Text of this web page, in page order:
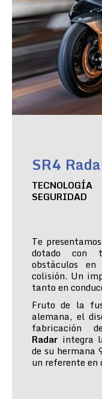
SR4
SEGURIDAD
Te
dotado con
obstáculos
colisión. Un
tanto en
Fruto de la
alemana, el
fabricación
Radar integra
de su hermana
un referente en